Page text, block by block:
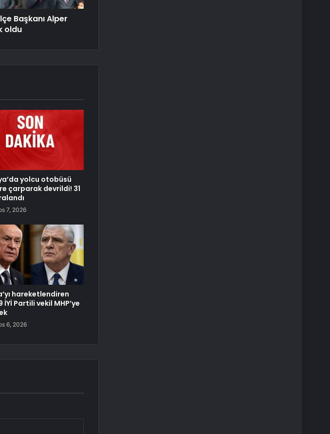
Başkanı Alper
oldu
yolcu otobüsü
çarparak devrildi! 31
7, 2026
hareketlendiren
İYİ Partili vekil MHP’ye
6, 2026